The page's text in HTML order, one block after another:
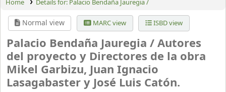
Home Details for: Palacio Bendaña Jauregia /
Normal view MARC view ISBD view
Palacio Bendaña Jauregia /Autores
del proyecto y Directores de la obra
Mikel Garbizu, Juan Ignacio
Lasagabaster y José Luis Catón.